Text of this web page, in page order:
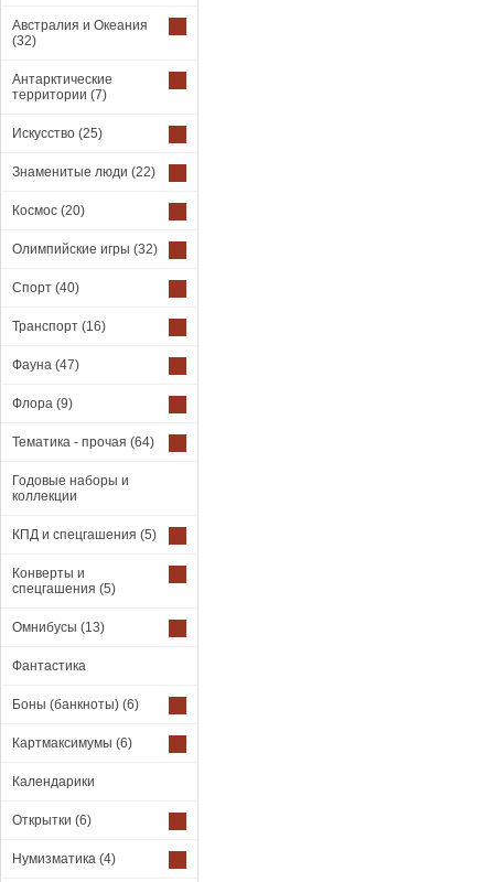
Австралия и Океания
(32)
Антарктические
территории (7)
Искусство (25)
Знаменитые люди (22)
Космос (20)
Олимпийские игры (32)
Спорт (40)
Транспорт (16)
Фауна (47)
Флора (9)
Тематика - прочая (64)
Годовые наборы и
коллекции
КПД и спецгашения (5)
Конверты и
спецгашения (5)
Омнибусы (13)
Фантастика
Боны (банкноты) (6)
Картмаксимумы (6)
Календарики
Открытки (6)
Нумизматика (4)